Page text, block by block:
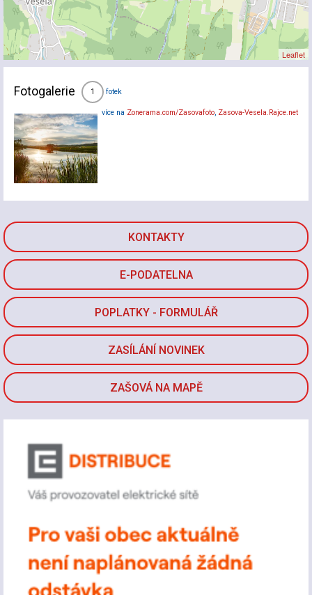
KONTAKTY
E-PODATELNA
POPLATKY - FORMULÁŘ
ZASÍLÁNÍ NOVINEK
ZAŠOVÁ NA MAPĚ
Leaflet
Fotogalerie 1 fotek
více na Zonerama.com/Zasovafoto, Zasova-Vesela.Rajce.net